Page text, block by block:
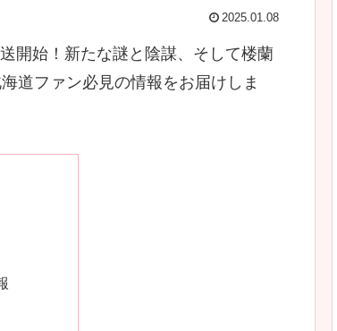
2025.01.08
開始！新たな謎と陰謀、そして楼蘭
道ファン必見の情報をお届けしま